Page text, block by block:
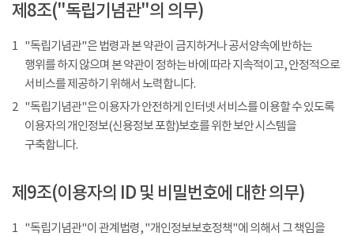
제8조("독립기념관"의 의무)
1 "독립기념관"은 법령과 본 약관이 금지하거나 공서양속에 반하는
행위를 하지 않으며 본 약관이 정하는 바에 따라 지속적이고, 안정적으로
서비스를 제공하기 위해서 노력합니다.
2 "독립기념관"은 이용자가 안전하게 인터넷 서비스를 이용할 수 있도록
이용자의 개인정보(신용정보 포함)보호를 위한 보안 시스템을
구축합니다.
제9조(이용자의 ID 및 비밀번호에 대한 의무)
1 "독립기념관"이 관계법령, "개인정보보호정책"에 의해서 그 책임을